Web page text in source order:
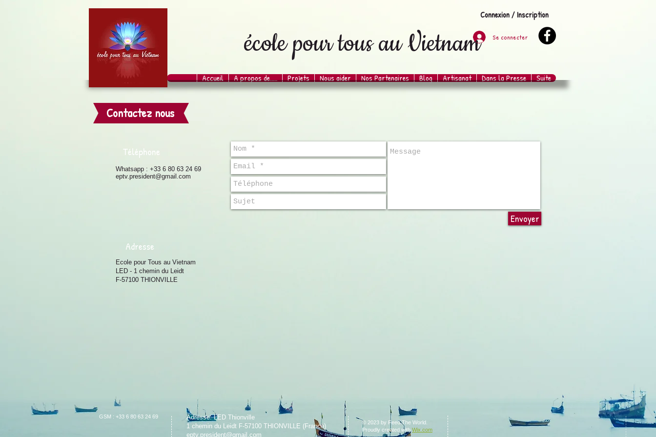
école pour tous au Vietnam
Connexion / Inscription
Se connecter
Accueil A propos de..... Projets Nous aider Nos Partenaires Blog Artisanat Dans la Presse Suite
Contactez nous
Téléphone
Whatsapp : +33 6 80 63 24 69
eptv.president@gmail.com
Envoyer
Adresse
Ecole pour Tous au Vietnam
LED - 1 chemin du Leidt
F-57100 THIONVILLE
© 2023 by Feed The World.
Proudly created with Wix.com
GSM : +33 6 80 63 24 69
Adresse: LED Thionville
1 chemin du Leidt F-57100 THIONVILLE (France)
eptv.president@gmail.com